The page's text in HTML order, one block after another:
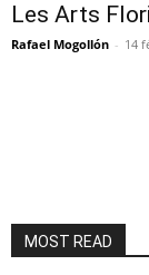
Les Arts
Rafael Mogollón - 14
MOST READ